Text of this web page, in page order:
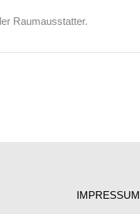
Raumausstatter.
IMPRESSUM